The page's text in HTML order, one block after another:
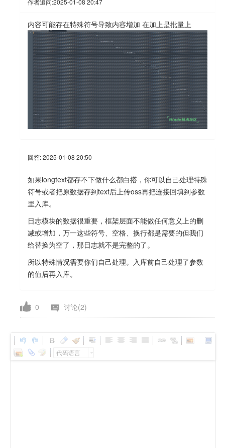
内容可能存在特殊符号导致内容增加 在加上是批量上
回答:2025-01-08 20:50
如果longtext都存不下做什么都白搭，你可以自己处理特殊
符号或者把原数据存到text后上传oss再把连接回填到参数
里入库。
日志模块的数据很重要，框架层面不能做任何意义上的删
减或增加，万一这些符号、空格、换行都是需要的但我们
给替换为空了，那日志就不是完整的了。
所以特殊情况需要你们自己处理。入库前自己处理了参数
的值后再入库。
0 讨论(2)
代码语言